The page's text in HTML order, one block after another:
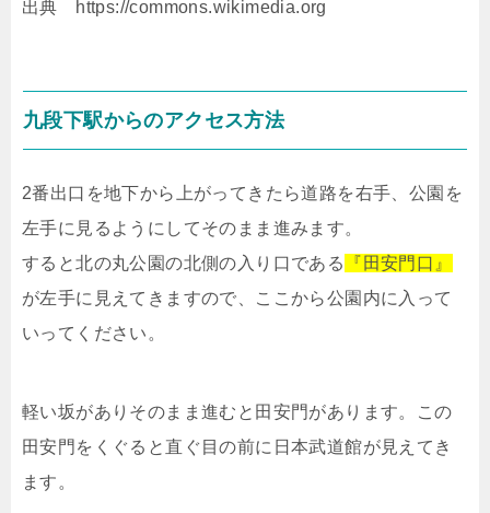
出典 https://commons.wikimedia.org
九段下駅からのアクセス方法
2番出口を地下から上がってきたら道路を右手、公園を
左手に見るようにしてそのまま進みます。
すると北の丸公園の北側の入り口である
『田安門口』
が左手に見えてきますので、ここから公園内に入って
いってください。
軽い坂がありそのまま進むと田安門があります。この
田安門をくぐると直ぐ目の前に日本武道館が見えてき
ます。